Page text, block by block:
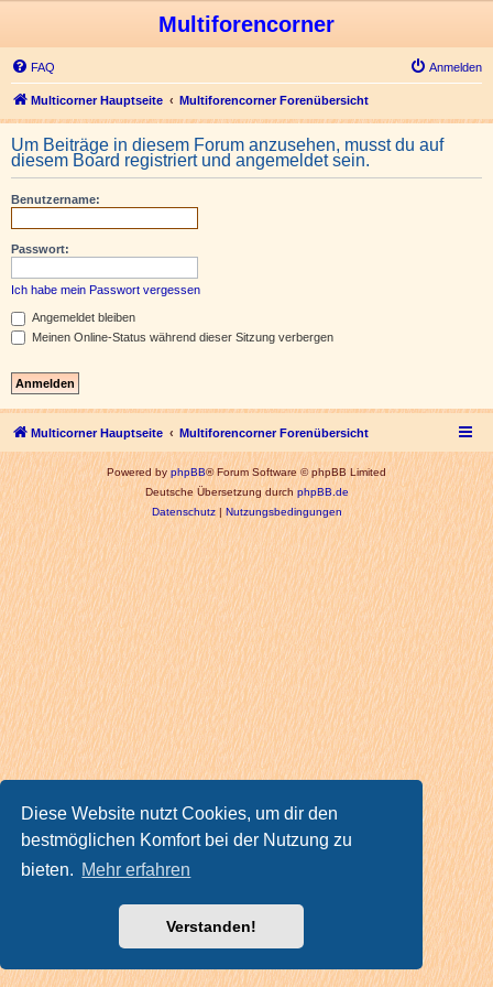
Diese Website nutzt Cookies, um dir den
bestmöglichen Komfort bei der Nutzung zu
bieten. Mehr erfahren
Verstanden!
Multiforencorner
FAQ Anmelden
Multicorner Hauptseite Multiforencorner Forenübersicht
Um Beiträge in diesem Forum anzusehen, musst du auf
diesem Board registriert und angemeldet sein.
Benutzername:
Passwort:
Ich habe mein Passwort vergessen
Angemeldet bleiben
Meinen Online-Status während dieser Sitzung verbergen
Multicorner Hauptseite Multiforencorner Forenübersicht
Powered byphpBB® Forum Software © phpBB Limited
Deutsche Übersetzung durchphpBB.de
Datenschutz|Nutzungsbedingungen